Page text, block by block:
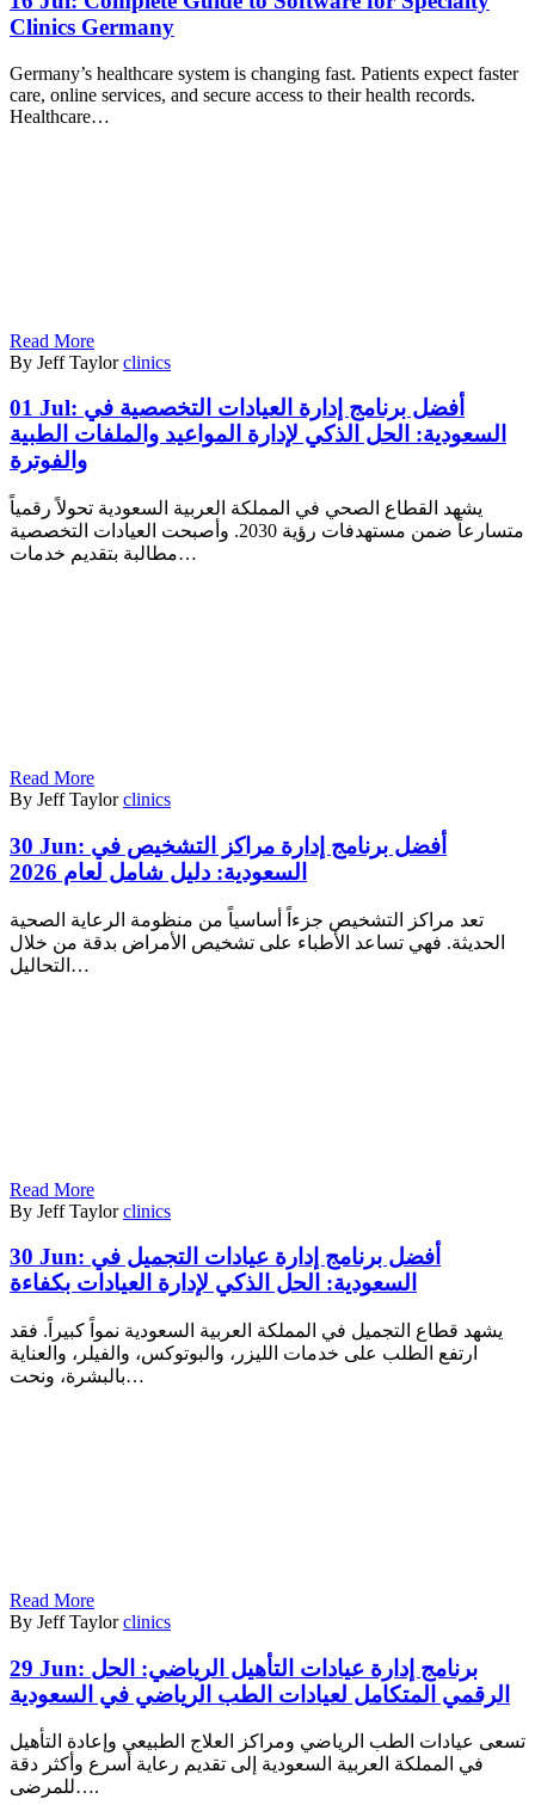
Clinics Germany
Germany’s healthcare system is changing fast. Patients expect faster
care, online services, and secure access to their health records.
Healthcare…
Read More
By Jeff Taylor clinics
01 Jul: أفضل برنامج إدارة العيادات التخصصية في
السعودية: الحل الذكي لإدارة المواعيد والملفات الطبية
والفوترة
يشهد القطاع الصحي في المملكة العربية السعودية تحولاً رقمياً
متسارعاً ضمن مستهدفات رؤية 2030. وأصبحت العيادات التخصصية
مطالبة بتقديم خدمات…
Read More
By Jeff Taylor clinics
30 Jun: أفضل برنامج إدارة مراكز التشخيص في
السعودية: دليل شامل لعام 2026
تعد مراكز التشخيص جزءاً أساسياً من منظومة الرعاية الصحية
الحديثة. فهي تساعد الأطباء على تشخيص الأمراض بدقة من خلال
التحاليل…
Read More
By Jeff Taylor clinics
30 Jun: أفضل برنامج إدارة عيادات التجميل في
السعودية: الحل الذكي لإدارة العيادات بكفاءة
يشهد قطاع التجميل في المملكة العربية السعودية نمواً كبيراً. فقد
ارتفع الطلب على خدمات الليزر، والبوتوكس، والفيلر، والعناية
بالبشرة، ونحت…
Read More
By Jeff Taylor clinics
29 Jun: برنامج إدارة عيادات التأهيل الرياضي: الحل
الرقمي المتكامل لعيادات الطب الرياضي في السعودية
تسعى عيادات الطب الرياضي ومراكز العلاج الطبيعي وإعادة التأهيل
في المملكة العربية السعودية إلى تقديم رعاية أسرع وأكثر دقة
للمرضى….